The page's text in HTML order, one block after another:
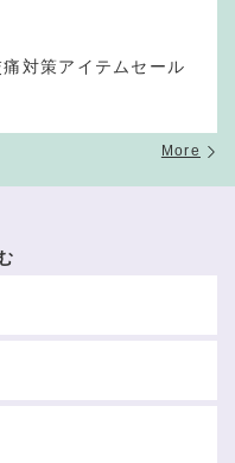
対策アイテムセール
More